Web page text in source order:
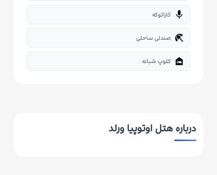
mic کارائوکه
beach_access صندلی ساحلی
night_shelter کلوپ شبانه
درباره هتل اوتوپیا ورلد